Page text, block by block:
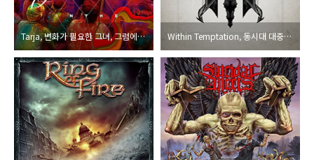
Tarja, 변화가 필요한 그녀, 그럼에도 귀는 쫑긋. Within Temptation, 동시대 대중의 귀에 눈높이를 맞춘, 그러나 그들만의 사운드의 핵심만은 버리지 않은